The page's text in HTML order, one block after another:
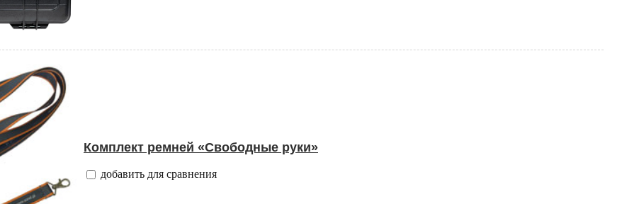
Комплект ремней «Свободные руки»
добавить для сравнения